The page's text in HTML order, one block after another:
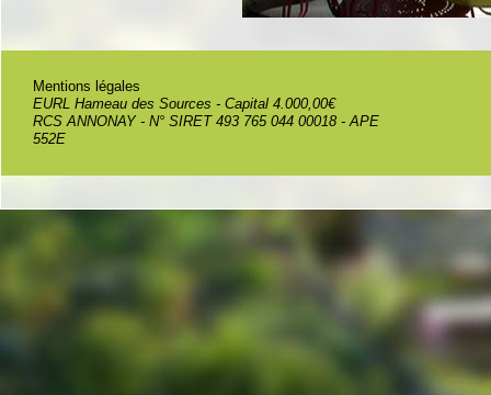
Mentions légales
EURL Hameau des Sources - Capital 4.000,00€
RCS ANNONAY - N° SIRET 493 765 044 00018 - APE
552E